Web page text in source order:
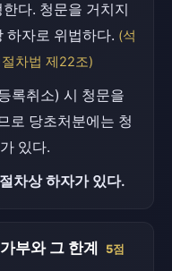
다. 청문을 거치지
하자로 위법하다. (석
차법 제22조)
록취소) 시 청문을
로 당초처분에는 청
있다.
차상 하자가 있다.
부와 그 한계 5점